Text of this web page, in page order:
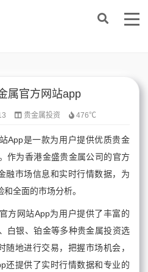
属官方网站app
贵金属投资 476℃
App是一款为用户提供优质贵金
作为香港金盛贵金属公司的官方
融市场信息和实时行情数据，为
全面的市场分析。
方网站App为用户提供了丰富的
白银、铂金等多种贵金属投资选
地进行交易，把握市场机会，
还提供了实时行情数据和专业的